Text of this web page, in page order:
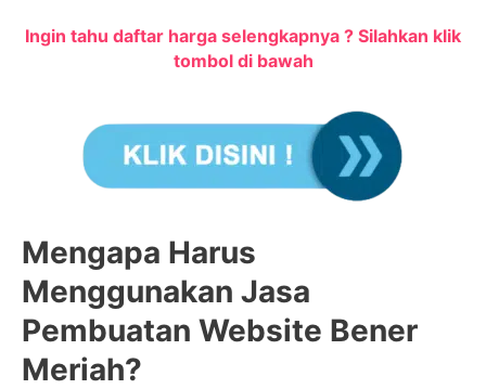
Ingin tahu daftar harga selengkapnya ? Silahkan klik
tombol di bawah
Mengapa Harus
Menggunakan Jasa
Pembuatan Website Bener
Meriah?